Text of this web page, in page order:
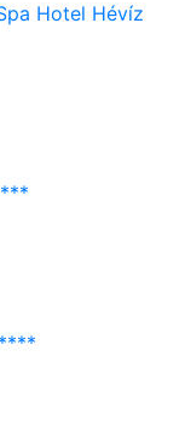
Hotel Hévíz